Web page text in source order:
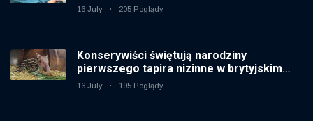
16 July 205 Poglądy
Konserywiści świętują narodziny
pierwszego tapira nizinne w brytyjskim
zoo od 14 lat
16 July 195 Poglądy